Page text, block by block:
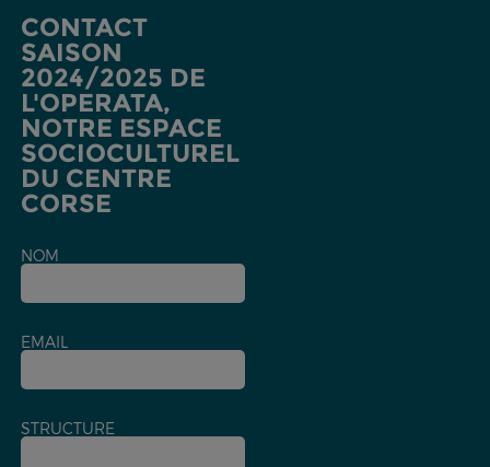
CONTACT
SAISON
2024/2025 DE
L'OPERATA,
NOTRE ESPACE
SOCIOCULTUREL
DU CENTRE
CORSE
NOM
EMAIL
STRUCTURE